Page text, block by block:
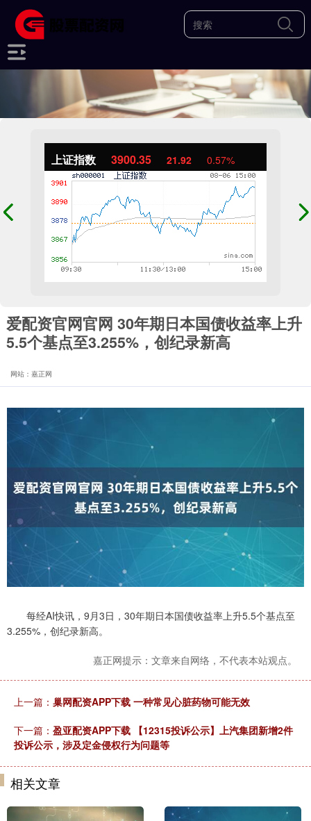
上证指数 3900.35 21.92 0.57%
爱配资官网官网 30年期日本国债收益率上升
5.5个基点至3.255%，创纪录新高
网站：嘉正网
每经AI快讯，9月3日，30年期日本国债收益率上升5.5个基点至
3.255%，创纪录新高。
嘉正网提示：文章来自网络，不代表本站观点。
上一篇： 巢网配资APP下载 一种常见心脏药物可能无效
下一篇： 盈亚配资APP下载 【12315投诉公示】上汽集团新增2件
投诉公示，涉及定金侵权行为问题等
相关文章